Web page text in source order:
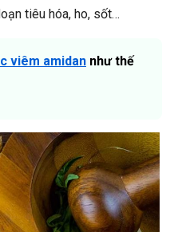
tiêu hóa, ho, sốt…
viêm amidan như thế